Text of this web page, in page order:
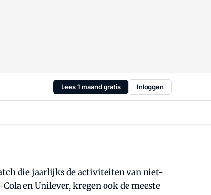
Lees 1 maand gratis Inloggen
die jaarlijks de activiteiten van niet-
en Unilever, kregen ook de meeste